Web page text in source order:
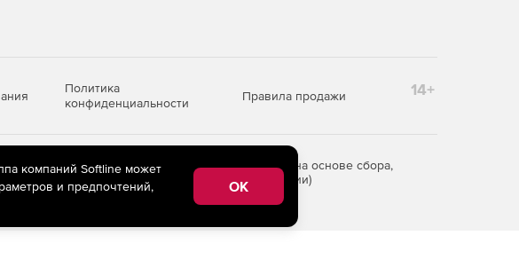
Политика
конфиденциальности
Правила продажи 14+
технологии предоставления информации на основе сбора,
на территории Российской Федерации)
компаний Softline может
и предпочтений,
OK